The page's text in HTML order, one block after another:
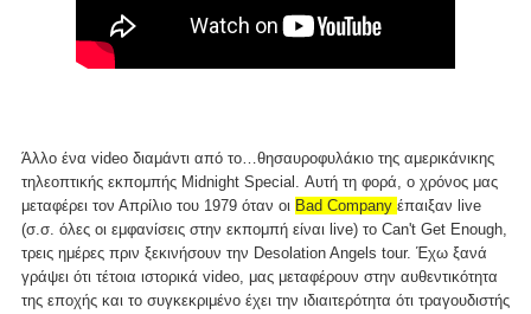
Άλλο ένα video διαμάντι από το…θησαυροφυλάκιο της αμερικάνικης
τηλεοπτικής εκπομπής Midnight Special. Αυτή τη φορά, ο χρόνος μας
μεταφέρει τον Απρίλιο του 1979 όταν οι Bad Company έπαιξαν live
(σ.σ. όλες οι εμφανίσεις στην εκπομπή είναι live) το Can't Get Enough,
τρεις ημέρες πριν ξεκινήσουν την Desolation Angels tour. Έχω ξανά
γράψει ότι τέτοια ιστορικά video, μας μεταφέρουν στην αυθεντικότητα
της εποχής και το συγκεκριμένο έχει την ιδιαιτερότητα ότι τραγουδιστής